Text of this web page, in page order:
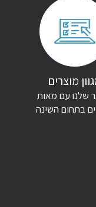
הבאה שאגיב.
מוצרים
שלנו עם מאות
בתחום השינה